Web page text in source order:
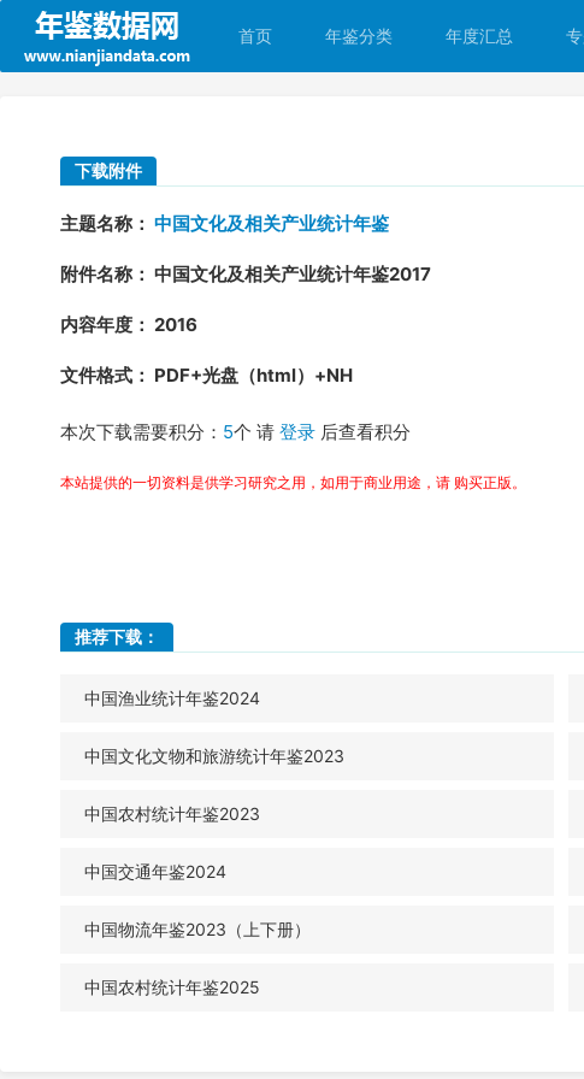
首页 年鉴分类 年度汇总
下载附件
主题名称： 中国文化及相关产业统计年鉴
附件名称： 中国文化及相关产业统计年鉴2017
内容年度： 2016
文件格式： PDF+光盘（html）+NH
本次下载需要积分： 5个 请 登录 后查看积分
本站提供的一切资料是供学习研究之用，如用于商业用途，请 购买正版。
推荐下载：
中国渔业统计年鉴2024
中国文化文物和旅游统计年鉴2023
中国农村统计年鉴2023
中国交通年鉴2024
中国物流年鉴2023（上下册）
中国农村统计年鉴2025